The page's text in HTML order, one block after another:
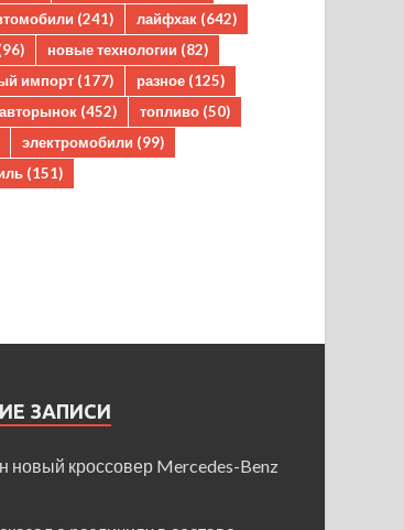
(241) лайфхак (642)
новые технологии (82)
импорт (177) разное (125)
(452) топливо (50)
электромобили (99)
(151)
ЗАПИСИ
новый кроссовер Mercedes-Benz